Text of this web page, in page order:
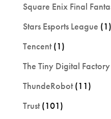
Square Enix Final
Stars Esports League (1)
Tencent(1)
The Tiny Digital Factory
ThundeRobot(11)
Trust(101)